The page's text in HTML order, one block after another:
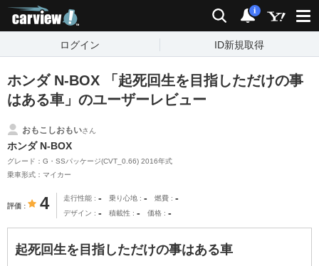
検索 通知
i
ログイン ID新規取得
ホンダ N-BOX 「起死回生を目指しただけの事
はある車」のユーザーレビュー
おもこしおもいさん
ホンダ N-BOX
グレード：G・SSパッケージ(CVT_0.66) 2016年式
乗車形式：マイカー
評価 4 走行性能 - 乗り心地 - 燃費 -
デザイン - 積載性 - 価格 -
起死回生を目指しただけの事はある車